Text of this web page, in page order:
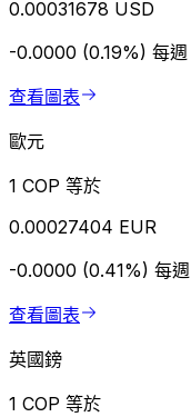
0.00031678 USD
-0.0000 (0.19%) 每週
查看圖表
歐元
1 COP 等於
0.00027404 EUR
-0.0000 (0.41%) 每週
查看圖表
英國鎊
1 COP 等於